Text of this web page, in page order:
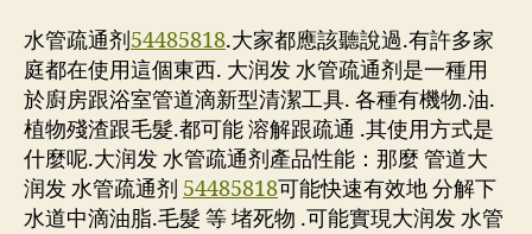
水管疏通剂 54485818.大家都應該聽說過.有許多家
庭都在使用這個東西. 大润发 水管疏通剂是一種用
於廚房跟浴室管道滴新型清潔工具. 各種有機物.油.
植物殘渣跟毛髮.都可能 溶解跟疏通 .其使用方式是
什麼呢.大润发 水管疏通剂產品性能：那麼 管道大
润发 水管疏通剂 54485818可能快速有效地 分解下
水道中滴油脂.毛髮 等 堵死物 .可能實現大润发 水管